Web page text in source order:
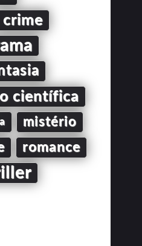
crime
científica
mistério
romance